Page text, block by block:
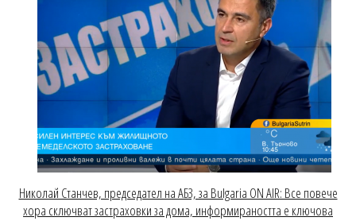
Николай Станчев, председател на АБЗ, за Bulgaria ON AIR: Все повече
хора сключват застраховки за дома, информираността е ключова